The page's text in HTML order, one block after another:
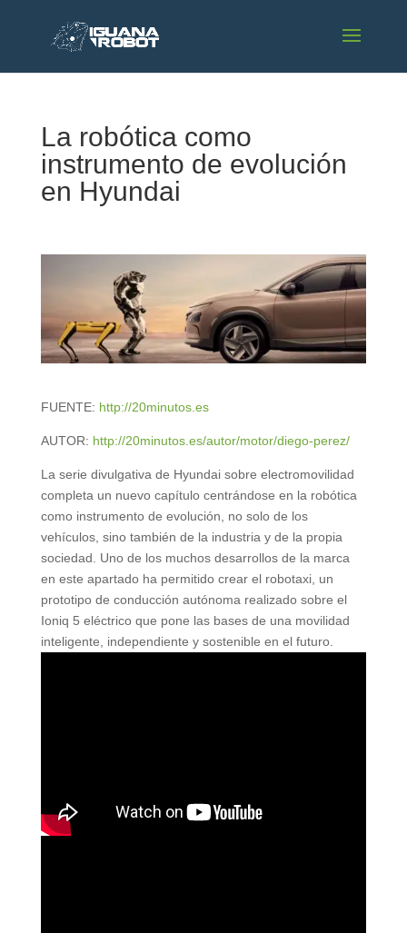
La robótica como
instrumento de evolución
en Hyundai
FUENTE: http://20minutos.es
AUTOR: http://20minutos.es/autor/motor/diego-perez/
La serie divulgativa de Hyundai sobre electromovilidad
completa un nuevo capítulo centrándose en la robótica
como instrumento de evolución, no solo de los
vehículos, sino también de la industria y de la propia
sociedad. Uno de los muchos desarrollos de la marca
en este apartado ha permitido crear el robotaxi, un
prototipo de conducción autónoma realizado sobre el
Ioniq 5 eléctrico que pone las bases de una movilidad
inteligente, independiente y sostenible en el futuro.